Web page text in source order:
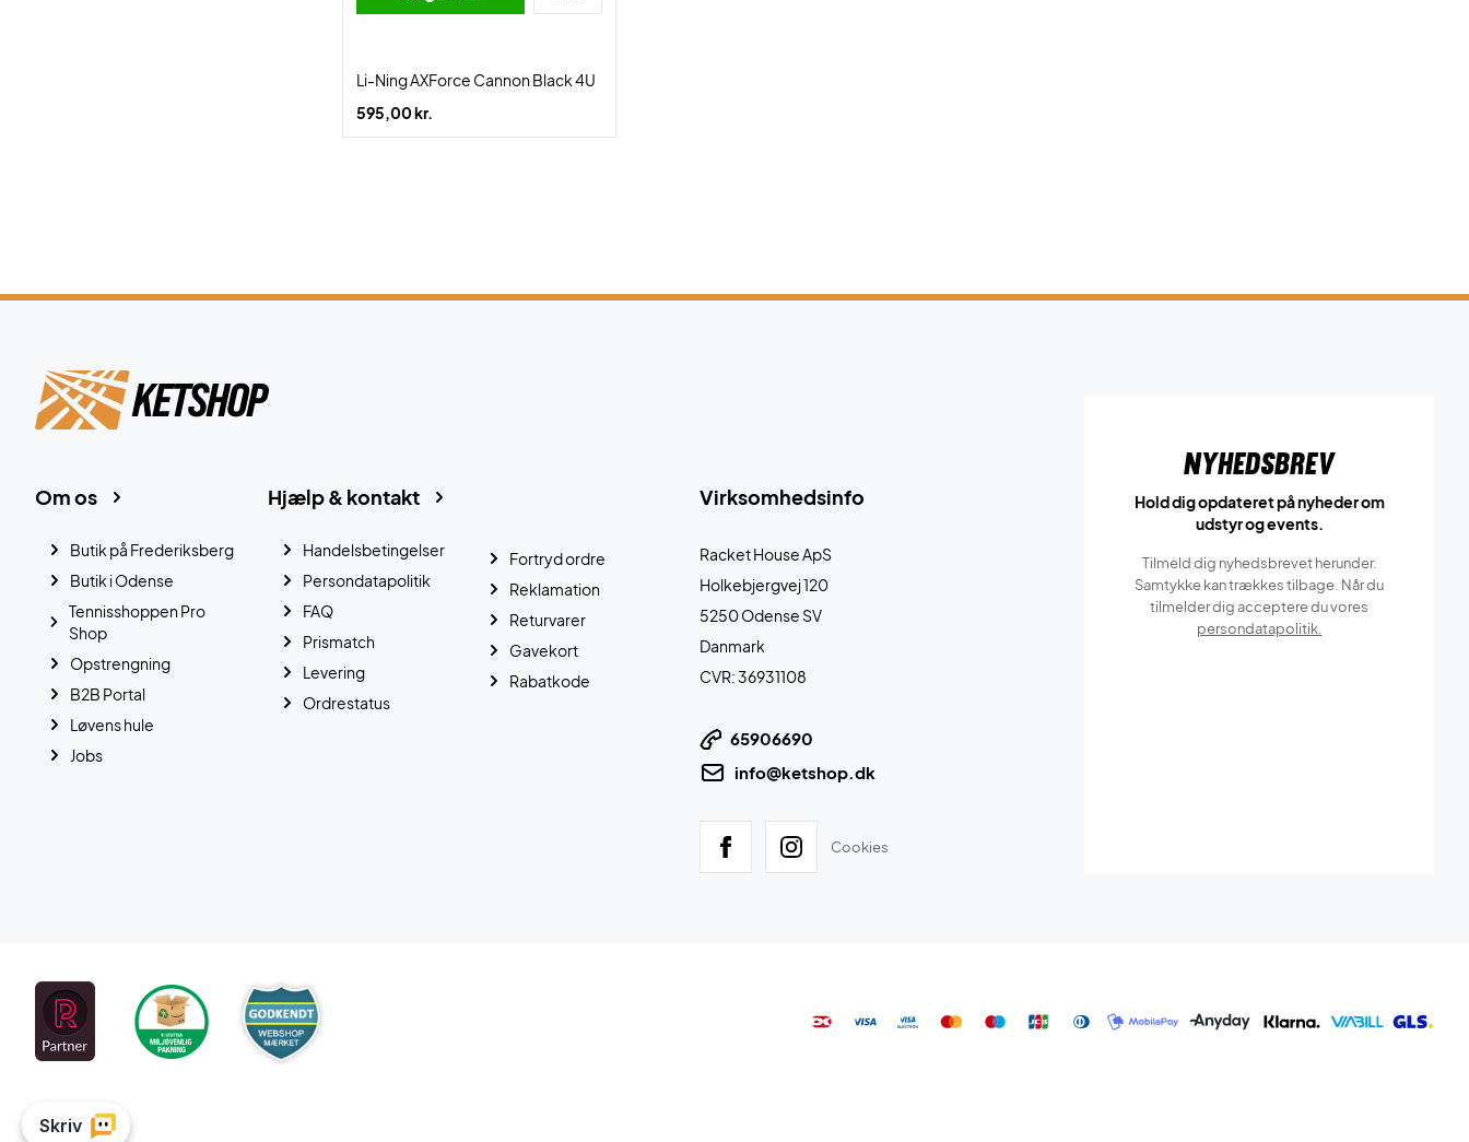
Li-Ning AXForce Cannon Black 4U
595,00 kr.
Virksomhedsinfo
Racket House ApS
Holkebjergvej 120
5250 Odense SV
Danmark
CVR: 36931108
65906690
info@ketshop.dk
Cookies
Hjælp & kontakt
Handelsbetingelser
Persondatapolitik
FAQ
Prismatch
Levering
Ordrestatus
Fortryd ordre
Reklamation
Returvarer
Gavekort
Rabatkode
Om os
Butik på Frederiksberg
Butik i Odense
Tennisshoppen Pro
Shop
Opstrengning
B2B Portal
Løvens hule
Jobs
Nyhedsbrev
Hold dig opdateret på nyheder om
udstyr og events.
Tilmeld dig nyhedsbrevet herunder.
Samtykke kan trækkes tilbage. Når du
tilmelder dig acceptere du vores
persondatapolitik.